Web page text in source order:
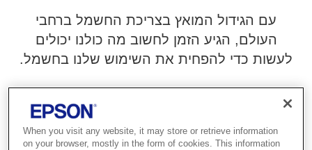
עם הגידול המואץ בצריכת החשמל ברחבי
העולם, הגיע הזמן לחשוב מה כולנו יכולים
לעשות כדי להפחית את השימוש שלנו בחשמל.
When you visit any website, it may store or retrieve information
on your browser, mostly in the form of cookies. This information